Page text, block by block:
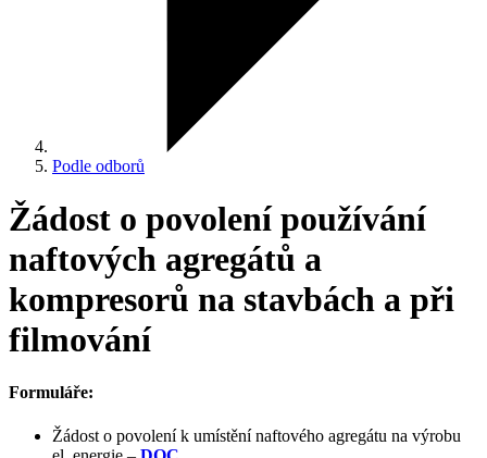
Podle odborů
Žádost o povolení používání
naftových agregátů a
kompresorů na stavbách a při
filmování
Formuláře:
Žádost o povolení k umístění naftového agregátu na výrobu